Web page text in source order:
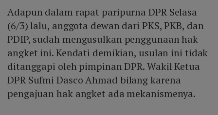
Adapun dalam rapat paripurna DPR Selasa
(6/3) lalu, anggota dewan dari PKS, PKB, dan
PDIP, sudah mengusulkan penggunaan hak
angket ini. Kendati demikian, usulan ini tidak
ditanggapi oleh pimpinan DPR. Wakil Ketua
DPR Sufmi Dasco Ahmad bilang karena
pengajuan hak angket ada mekanismenya.